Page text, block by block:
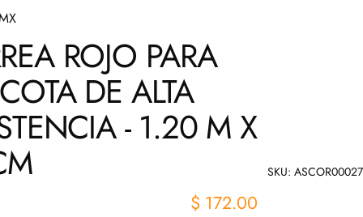
ROJO PARA
DE ALTA
- 1.20MX
SKU: ASCOR00027
$ 172.00